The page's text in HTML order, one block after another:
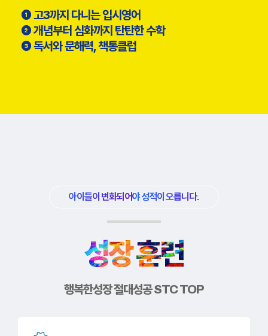
❶ 고3까지 다니는 입시영어​​
❷ 개념부터 심화까지 탄탄한 수학​​
❸ 독서와 문해력, 책통클럽​
아이들이 변화되어야 성적이 오릅니다.
성장 훈련
행복한성장 절대성공 STC TOP